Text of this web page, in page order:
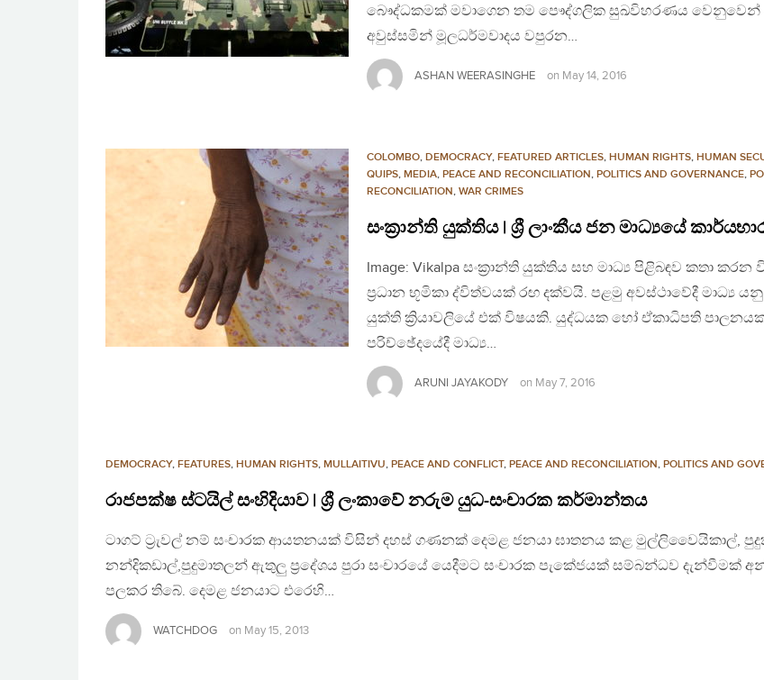
බෞද්ධකමක් මවාගෙන තම පෞද්ගලික සුඛවිහරණය වෙනුවෙන්
අවුස්සමින් මූලධර්මවාදය වපුරන…
ASHAN WEERASINGHE on May 14, 2016
COLOMBO, DEMOCRACY, FEATURED ARTICLES, HUMAN RIGHTS, HUMAN
QUIPS, MEDIA, PEACE AND RECONCILIATION, POLITICS AND GOVERNANCE,
RECONCILIATION, WAR CRIMES
සංක්‍රාන්ති යුක්තිය | ශ්‍රී ලාංකීය ජන මාධ්‍යයේ
Image: Vikalpa සංක්‍රාන්ති යුක්තිය සහ මාධ්‍ය පිළිබඳව කතා කරන
ප්‍රධාන භූමිකා ද්විත්වයක් රඟ දක්වයි. පළමු අවස්ථාවේදී මාධ්‍ය යනු
යුක්ති ක්‍රියාවලියේ එක් විෂයකි. යුද්ධයක හෝ ඒකාධිපති
පරිච්ඡේදයේදී මාධ්‍ය…
ARUNI JAYAKODY on May 7, 2016
DEMOCRACY, FEATURES, HUMAN RIGHTS, MULLAITIVU, PEACE AND CONFLICT, PEACE AND RECONCILIATION, POLITICS AND
රාජපක්ෂ ස්ටයිල් සංහිදියාව | ශ්‍රී ලංකාවේ නරුම යුධ-සංචාරක කර්මාන්තය
ටාගට් ට්‍රැවල් නම් සංචාරක ආයතනයක් විසින් දහස් ගණනක් දෙමළ ජනයා ඝාතනය කළ මුල්ලිවෛයිකාල්,
නන්දිකඩාල්,පුදුමාතලන් ඇතුලු ප්‍රදේශය පුරා සංචාරයේ යෙදීමට සංචාරක පැකේජයක් සම්බන්ධව දැන්වීමක්
පලකර තිබේ. දෙමළ ජනයාට එරෙහි…
WATCHDOG on May 15, 2013